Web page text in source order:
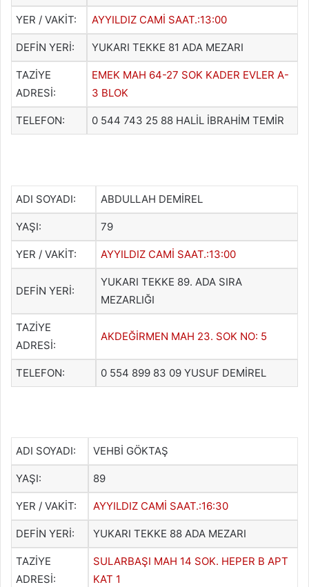
YER / VAKİT: AYYILDIZ CAMİ SAAT.:13:00
DEFİN YERİ: YUKARI TEKKE 81 ADA MEZARI
TAZİYE
ADRESİ:
EMEK MAH 64-27 SOK KADER EVLER A-
3 BLOK
TELEFON: 0 544 743 25 88 HALİL İBRAHİM TEMİR
ADI SOYADI: ABDULLAH DEMİREL
YAŞI: 79
YER / VAKİT: AYYILDIZ CAMİ SAAT.:13:00
DEFİN YERİ:
YUKARI TEKKE 89. ADA SIRA
MEZARLIĞI
TAZİYE
ADRESİ:
AKDEĞİRMEN MAH 23. SOK NO: 5
TELEFON: 0 554 899 83 09 YUSUF DEMİREL
ADI SOYADI: VEHBİ GÖKTAŞ
YAŞI: 89
YER / VAKİT: AYYILDIZ CAMİ SAAT.:16:30
DEFİN YERİ: YUKARI TEKKE 88 ADA MEZARI
TAZİYE
ADRESİ:
SULARBAŞI MAH 14 SOK. HEPER B APT
KAT 1